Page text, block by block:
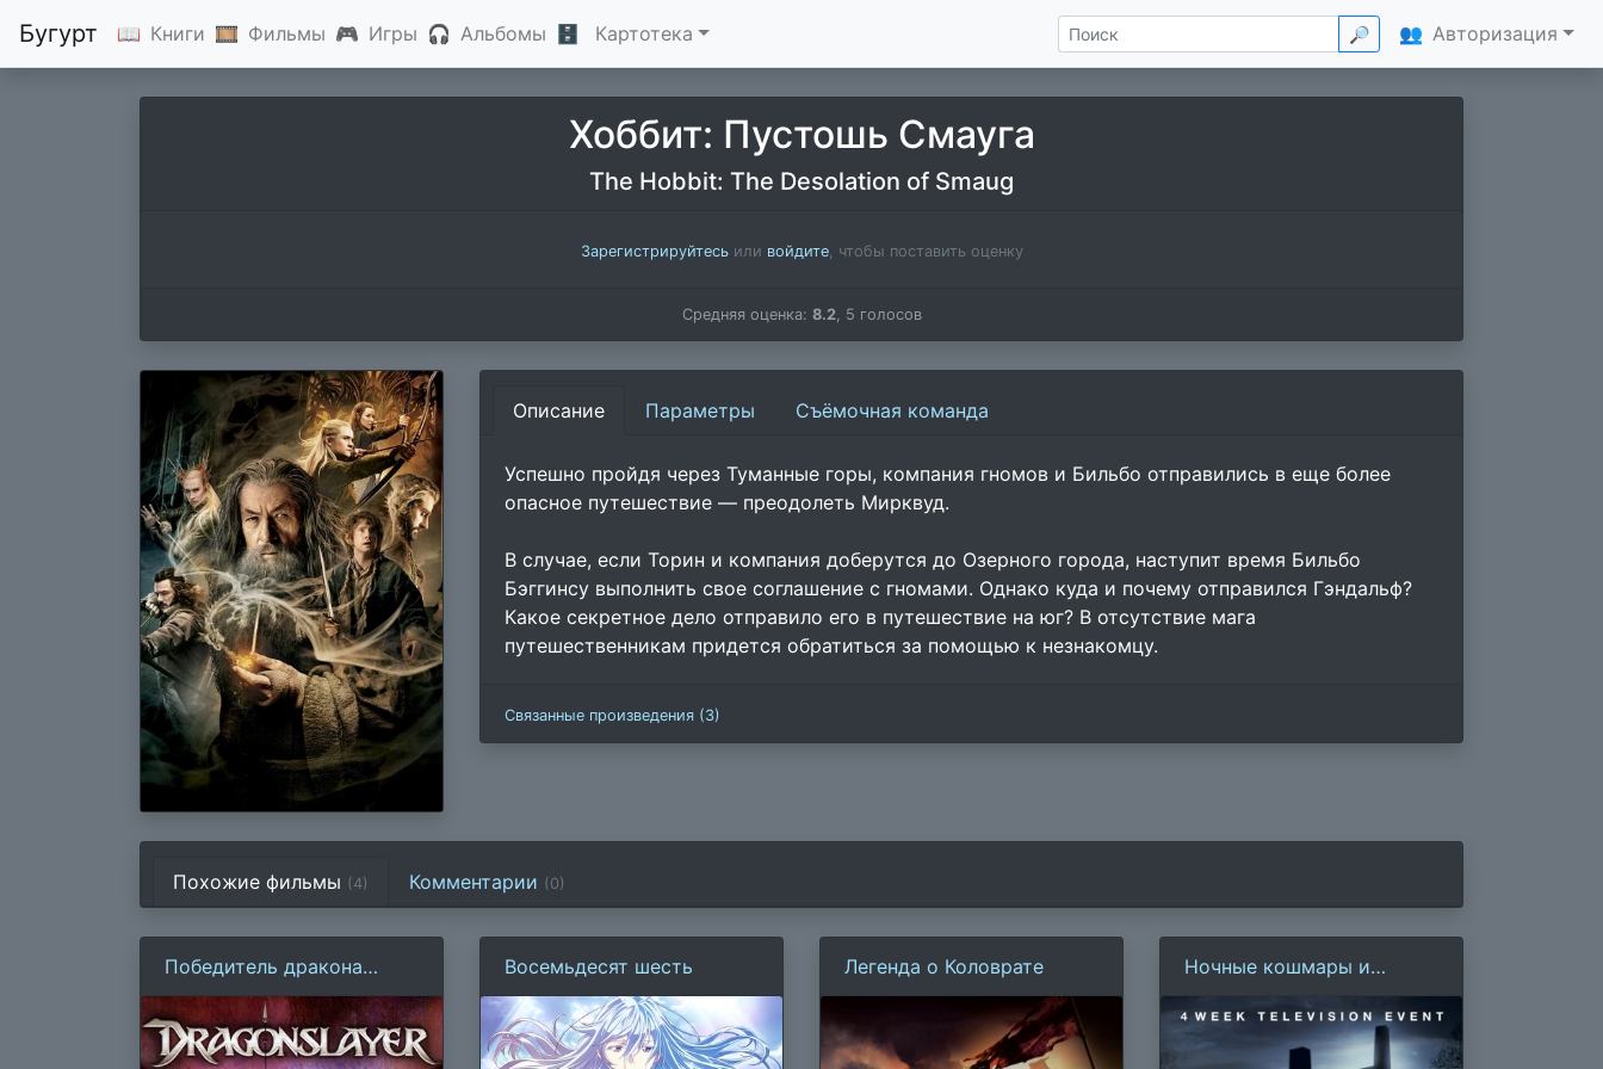
Бугурт 📖 Книги 🎞 Фильмы 🎮 Игры 🎧 Альбомы 🗄 Картотека 🔎 👥 Авторизация
Хоббит: Пустошь Смауга
The Hobbit: The Desolation of Smaug
Зарегистрируйтесьили войдите, чтобы поставить оценку
Средняя оценка: 8.2, 5 голосов
Описание Параметры Съёмочная команда
Успешно пройдя через Туманные горы, компания гномов и Бильбо отправились в еще более
опасное путешествие — преодолеть Мирквуд.
В случае, если Торин и компания доберутся до Озерного города, наступит время Бильбо
Бэггинсу выполнить свое соглашение с гномами. Однако куда и почему отправился Гэндальф?
Какое секретное дело отправило его в путешествие на юг? В отсутствие мага
путешественникам придется обратиться за помощью к незнакомцу.
Связанные произведения (3)
Похожие фильмы (4) Комментарии (0)
Победитель дракона
(1981)
Восемьдесят шесть Легенда о Коловрате
Ночные кошмары и
фантастические видения:
По рассказам Стивена